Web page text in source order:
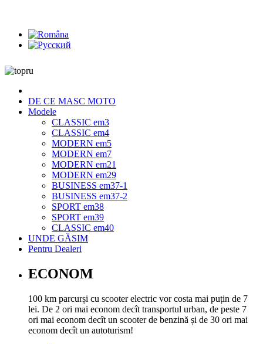
DE CE MASC MOTO
Modele
CLASSIC em3
CLASSIC em4
MODERN em5
MODERN em7
MODERN em21
MODERN em29
BUSINESS em37-1
BUSINESS em37-2
SPORT em38
SPORT em39
CLASSIC em40
UNDE GĂSIM
Pentru Dealeri
ECONOM
100 km parcurși cu scooter electric vor costa mai puțin de 7
lei. De 2 ori mai econom decît transportul urban, de peste 7
ori mai econom decît un scooter de benzină și de 30 ori mai
econom decît un autoturism!